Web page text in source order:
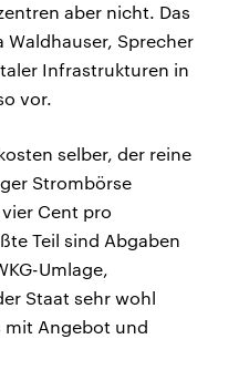
aber nicht. Das
Waldhauser, Sprecher
Infrastrukturen in
vor.
selber, der reine
Strombörse
Cent pro
Teil sind Abgaben
Umlage,
Staat sehr wohl
mit Angebot und